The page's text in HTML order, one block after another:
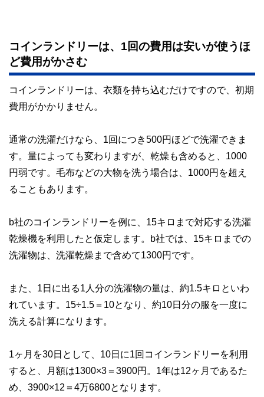
コインランドリーは、1回の費用は安いが使うほ
ど費用がかさむ
コインランドリーは、衣類を持ち込むだけですので、初期
費用がかかりません。
通常の洗濯だけなら、1回につき500円ほどで洗濯できま
す。量によっても変わりますが、乾燥も含めると、1000
円弱です。毛布などの大物を洗う場合は、1000円を超え
ることもあります。
b社のコインランドリーを例に、15キロまで対応する洗濯
乾燥機を利用したと仮定します。b社では、15キロまでの
洗濯物は、洗濯乾燥まで含めて1300円です。
また、1日に出る1人分の洗濯物の量は、約1.5キロといわ
れています。15÷1.5＝10となり、約10日分の服を一度に
洗える計算になります。
1ヶ月を30日として、10日に1回コインランドリーを利用
すると、月額は1300×3＝3900円。1年は12ヶ月であるた
め、3900×12＝4万6800となります。